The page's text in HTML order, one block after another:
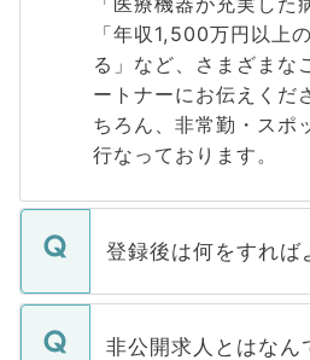
「年収1,500万円以上
る」など、さまざまな
ートナーにお伝えくだ
ちろん、非常勤・スポ
行なっております。
登録後は何をすれば
ご登録いただきました
登録内容を確認し、そ
非公開求人とはなん